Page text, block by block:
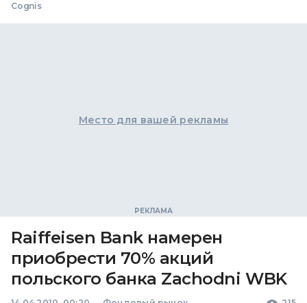
Cognis
Место для вашей рекламы
Raiffeisen Bank намерен
приобрести 70% акций
польского банка Zachodni WBK